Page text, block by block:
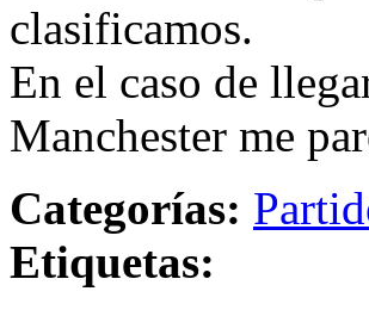
clasificamos.
En el caso de
Manchester me
Categorías:
Etiquetas: